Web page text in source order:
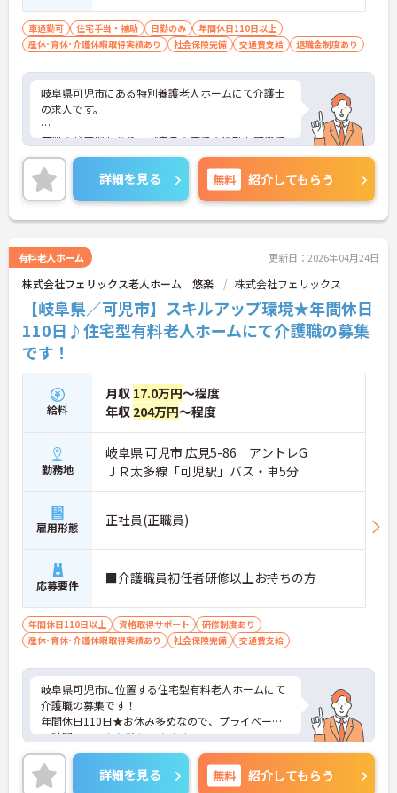
車通勤可 住宅手当・補助 日勤のみ
年間休日110日以上
産休･育休･介護休暇取得実績あり
社会保険完備 交通費支給 退職金制度あり
岐阜県可児市にある特別養護老人ホームにて介護士
の求人です。
無料の駐車場もあり、ご自身の車での通勤も可能で
すよ。
ご興味のある方はお気軽にお問い合わせくださいま
せ。
詳細を見る 無料 紹介してもらう
有料老人ホーム 更新日：2026年04月24日
株式会社フェリックス老人ホーム 悠楽 株式会社フェリックス
【岐阜県／可児市】スキルアップ環境★年間休日
110日♪住宅型有料老人ホームにて介護職の募集
です！
給料
月収 17.0万円～程度
年収 204万円～程度
勤務地
岐阜県 可児市 広見5-86 アントレG
ＪＲ太多線「可児駅」バス・車5分
雇用形態 正社員(正職員)
応募要件 ■介護職員初任者研修以上お持ちの方
年間休日110日以上 資格取得サポート
研修制度あり
産休･育休･介護休暇取得実績あり
社会保険完備 交通費支給
岐阜県可児市に位置する住宅型有料老人ホームにて
介護職の募集です！
年間休日110日★お休み多めなので、プライベート
の時間もしっかり確保できます！
ご興味をお持ちの方には詳細の情報や面接のポイン
トをお伝えしますのでお気軽にお問い合わせくださ
いませ。
詳細を見る 無料 紹介してもらう